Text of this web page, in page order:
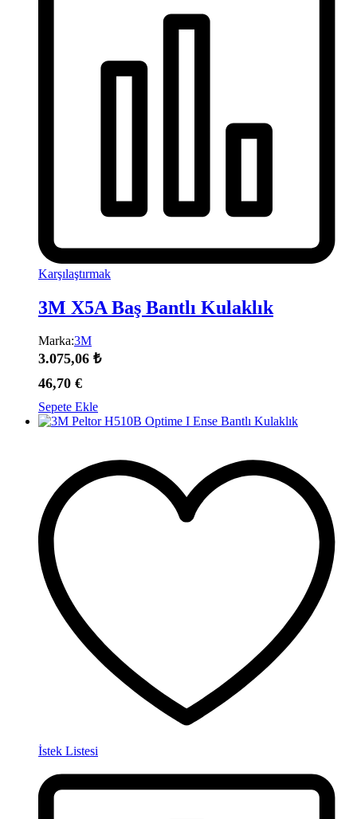
Karşılaştırmak
3M X5A Baş Bantlı Kulaklık
Marka:3M
3.075,06 ₺
46,70 €
Sepete Ekle
İstek Listesi